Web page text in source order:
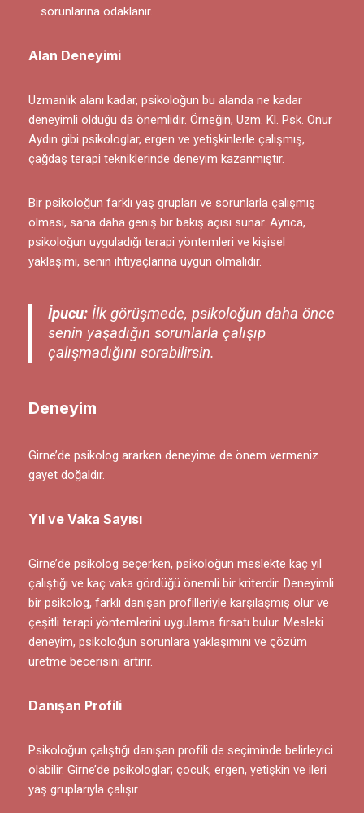
sorunlarına odaklanır.
Alan Deneyimi
Uzmanlık alanı kadar, psikoloğun bu alanda ne kadar
deneyimli olduğu da önemlidir. Örneğin, Uzm. Kl. Psk. Onur
Aydın gibi psikologlar, ergen ve yetişkinlerle çalışmış,
çağdaş terapi tekniklerinde deneyim kazanmıştır.
Bir psikoloğun farklı yaş grupları ve sorunlarla çalışmış
olması, sana daha geniş bir bakış açısı sunar. Ayrıca,
psikoloğun uyguladığı terapi yöntemleri ve kişisel
yaklaşımı, senin ihtiyaçlarına uygun olmalıdır.
İpucu: İlk görüşmede, psikoloğun daha önce
senin yaşadığın sorunlarla çalışıp
çalışmadığını sorabilirsin.
Deneyim
Girne’de psikolog ararken deneyime de önem vermeniz
gayet doğaldır.
Yıl ve Vaka Sayısı
Girne’de psikolog seçerken, psikoloğun meslekte kaç yıl
çalıştığı ve kaç vaka gördüğü önemli bir kriterdir. Deneyimli
bir psikolog, farklı danışan profilleriyle karşılaşmış olur ve
çeşitli terapi yöntemlerini uygulama fırsatı bulur. Mesleki
deneyim, psikoloğun sorunlara yaklaşımını ve çözüm
üretme becerisini artırır.
Danışan Profili
Psikoloğun çalıştığı danışan profili de seçiminde belirleyici
olabilir. Girne’de psikologlar; çocuk, ergen, yetişkin ve ileri
yaş gruplarıyla çalışır.